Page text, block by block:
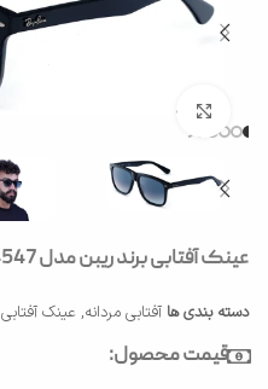
بزرگنمایی تصویر
عینک آفتابی برند ریبن مدل RB4547
دسته بندی ها آفتابی مردانه, عینک آفتابی
قیمت محصول: